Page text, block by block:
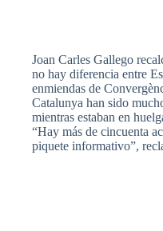
Joan Carles Gallego
no hay diferencia entre
enmiendas de
Catalunya han sido
mientras estaban en
“Hay más de cincuenta
piquete informativo”,